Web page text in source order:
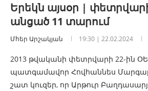
Երեկն այսօր | փետրվարի
անցած 11 տարում
Մհեր Արշակյան 19:30 | 22.02.2024
2013 թվականի փետրվարի 22-ին
պատգամավոր Հովհաննես
շատ կուզեր, որ Արթուր